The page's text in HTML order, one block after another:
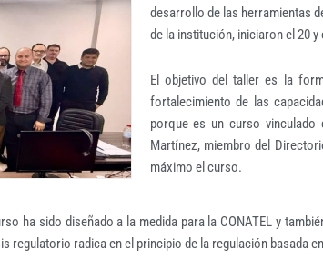
desarrollo de las herramientas
de la institución, iniciaron el 20
El objetivo del taller es la
fortalecimiento de las
porque es un curso vinculado
Martínez, miembro del
máximo el curso.
ha sido diseñado a la medida para la CONATEL y
radica en el principio de la regulación basada